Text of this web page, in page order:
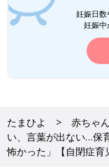
妊娠日数
妊娠中
たまひよ 赤ちゃ
い、言葉が出ない…保
怖かった」【自閉症育